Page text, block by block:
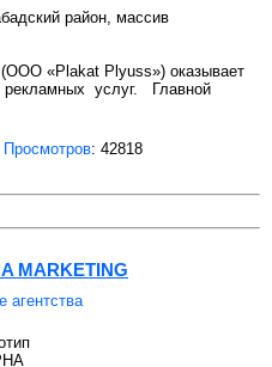
район, массив
«Plakat Plyuss») оказывает
рекламных услуг. Главной
Просмотров: 42818
MARKETING
агентства